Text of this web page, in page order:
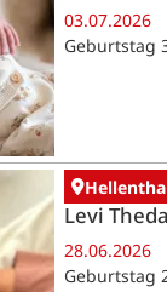
03.07.2026
Geburtstag
Levi Theda
28.06.2026
Geburtstag